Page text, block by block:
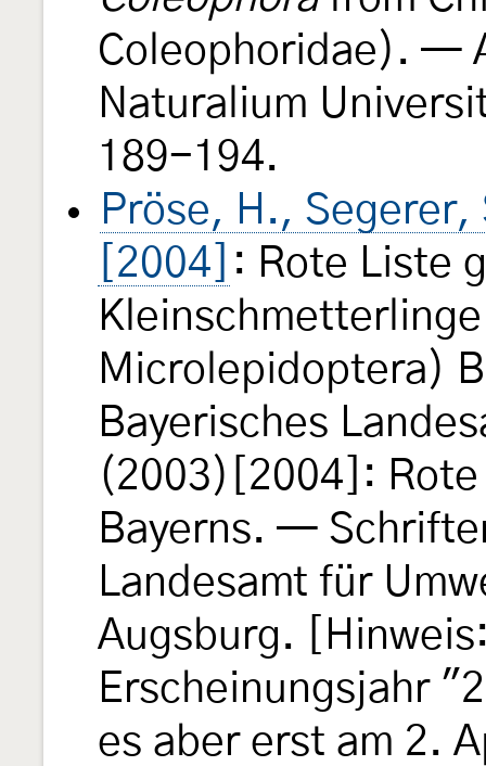
Coleophoridae). —
Naturalium
189-194.
Pröse, H.,
[2004]
: Rote Liste
Microlepidoptera)
Bayerisches
(2003)[2004]:
Bayerns. —
Landesamt für
Augsburg.
Erscheinungsjahr
es aber erst am 2.